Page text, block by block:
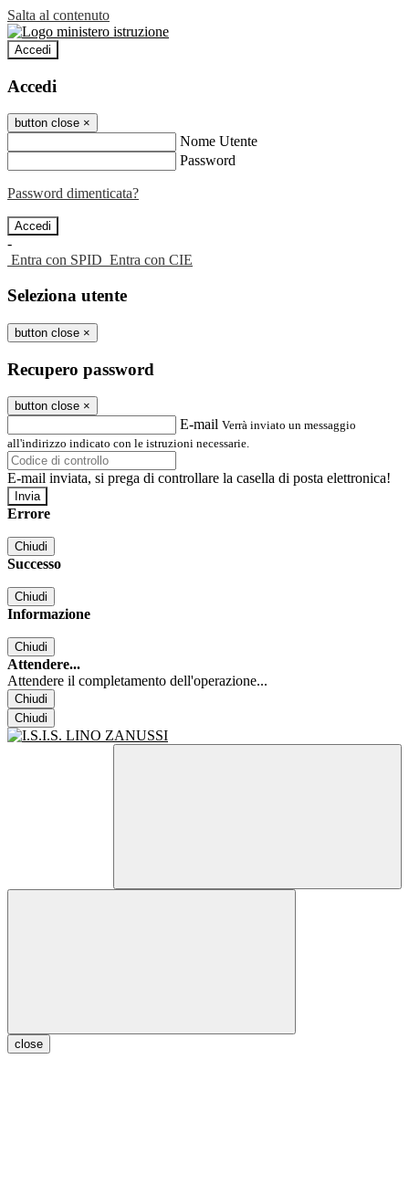
Salta al contenuto
Accedi
Accedi
button close ×
Nome Utente
Password
Password dimenticata?
-
Entra con SPID Entra con CIE
Seleziona utente
button close ×
Recupero password
button close ×
E-mail Verrà inviato un messaggio
all'indirizzo indicato con le istruzioni necessarie.
E-mail inviata, si prega di controllare la casella di posta elettronica!
Errore
Chiudi
Successo
Chiudi
Informazione
Chiudi
Attendere...
Attendere il completamento dell'operazione...
Chiudi
Chiudi
close